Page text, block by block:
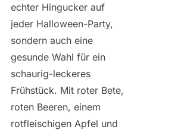
echter Hingucker auf
jeder Halloween-Party,
sondern auch eine
gesunde Wahl für ein
schaurig-leckeres
Frühstück. Mit roter Bete,
roten Beeren, einem
rotfleischigen Apfel und